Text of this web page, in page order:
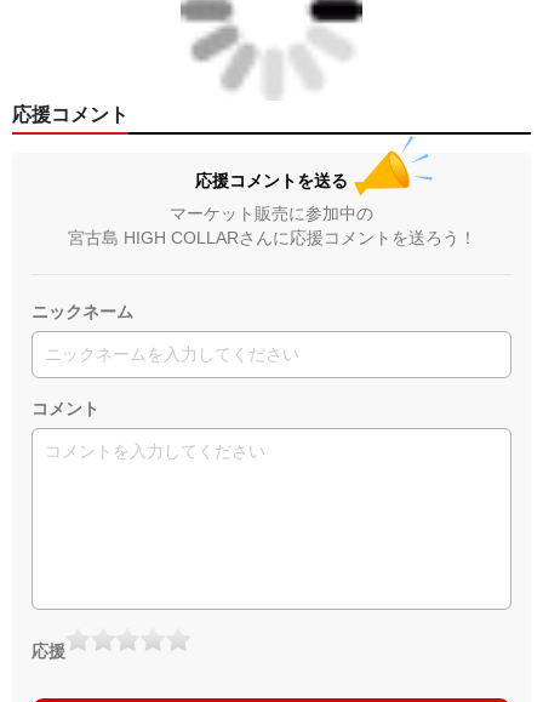
応援コメント
応援コメントを送る
マーケット販売に参加中の
宮古島 HIGH COLLARさんに応援コメントを送ろう！
ニックネーム
コメント
応援